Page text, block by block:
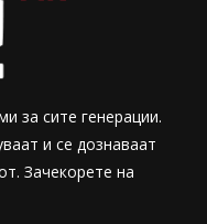
за сите генерации.
и се дознаваат
Зачекорете на